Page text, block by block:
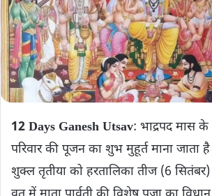
12 Days Ganesh Utsav: भाद्रपद मास
परिवार की पूजन का शुभ मुहूर्त माना जाता
शुक्ल तृतीया को हरतालिका तीज (6